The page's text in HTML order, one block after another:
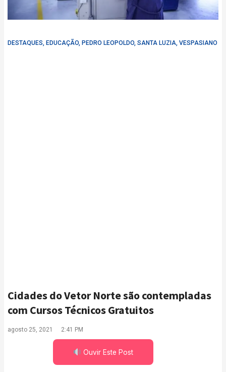
DESTAQUES, EDUCAÇÃO, PEDRO LEOPOLDO, SANTA LUZIA, VESPASIANO
Cidades do Vetor Norte são contempladas
com Cursos Técnicos Gratuitos
agosto 25, 2021 2:41 PM
Ouvir Este Post